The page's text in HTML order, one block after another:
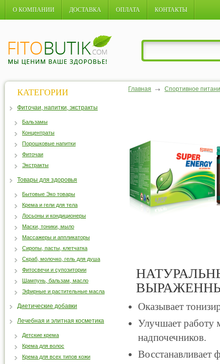
О КОМПАНИИ ДОСТАВКА ОПЛАТА КОНТАКТЫ
Главная Спортивное
Оказывает
Улучшает работу
надпочечников.
Восстанавливает
КАТЕГОРИИ
Фиточаи, напитки, экстракты
Бальзамы
Концентраты
Порошковые напитки
Фиточаи
Экстракты
Товары для здоровья
Бытовые Эко товары
Крема и гели для тела
Лосьоны и кондиционеры
Маски, тоники, мыло
Массажеры и аппликаторы
Сиропы, пасты, клетчатка
Скраб, молочко, гель для душа
Фитосвечи и супозитории
Шампунь, бальзам, масло
Эфирные и растительные масла
Диетические добавки
Лечебная и элитная косметика
Детские крема
Крема для волос
Крема для всех типов кожи